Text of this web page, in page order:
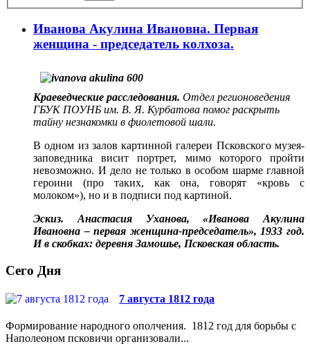
Иванова Акулина Ивановна. Первая
женщина - председатель колхоза.
Краеведческие расследования. Отдел регионоведения
ГБУК ПОУНБ им. В. Я. Курбатова помог раскрыть
тайну незнакомки в фиолетовой шали.
В одном из залов картинной галереи Псковского музея-
заповедника висит портрет, мимо которого пройти
невозможно. И дело не только в особом шарме главной
героини (про таких, как она, говорят «кровь с
молоком»), но и в подписи под картиной.
Эскиз. Анастасия Уханова, «Иванова Акулина
Ивановна – первая женщина-председатель», 1933 год.
И в скобках: деревня Замошье, Псковская область.
Сего Дня
7 августа 1812 года
Формирование народного ополчения. 1812 год для борьбы с
Наполеоном псковичи организовали...